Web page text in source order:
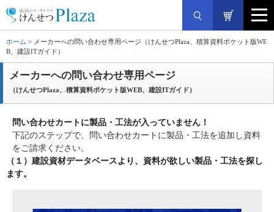
ホーム > メーカーへの問い合わせ専用ページ（けんせつPlaza、積算資料ポケット版WE
B、建設ITガイド）
メーカーへの問い合わせ専用ページ
（けんせつPlaza、積算資料ポケット版WEB、建設ITガイド）
問い合わせカートに製品・工法が入っていません！
下記のステップで、問い合わせカートに製品・工法を追加し資料
をご請求ください。
（１） 建設資材データベースより、資料が欲しい製品・工法を探し
ます。